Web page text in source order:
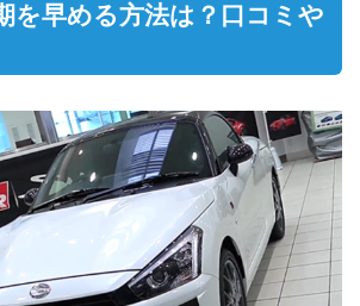
を早める方法は？口コミや